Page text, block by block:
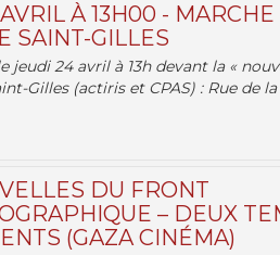
À 13H00 - MARCHE
SAINT-GILLES
jeudi 24 avril à 13h devant la «
Gilles (actiris et CPAS) : Rue de la
DU FRONT
– DEUX
(GAZA CINÉMA)